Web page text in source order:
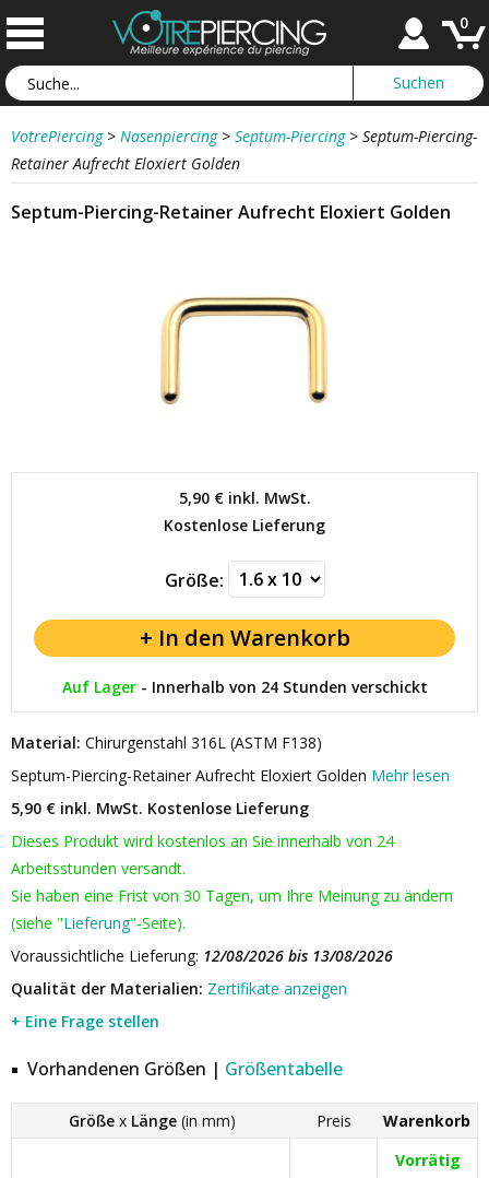
0
VotrePiercing > Nasenpiercing > Septum-Piercing > Septum-Piercing-
Retainer Aufrecht Eloxiert Golden
Septum-Piercing-Retainer Aufrecht Eloxiert Golden
5,90 €inkl. MwSt.
Kostenlose Lieferung
Größe:
Auf Lager- Innerhalb von 24 Stunden verschickt
Material: Chirurgenstahl 316L (ASTM F138)
Septum-Piercing-Retainer Aufrecht Eloxiert Golden Mehr lesen
5,90 € inkl. MwSt. Kostenlose Lieferung
Dieses Produkt wird kostenlos an Sie innerhalb von 24
Arbeitsstunden versandt.
Sie haben eine Frist von 30 Tagen, um Ihre Meinung zu ändern
(siehe "Lieferung"-Seite).
Voraussichtliche Lieferung: 12/08/2026 bis 13/08/2026
Qualität der Materialien: Zertifikate anzeigen
+ Eine Frage stellen
Vorhandenen Größen | Größentabelle
Größex Länge(in mm) Preis Warenkorb
Vorrätig